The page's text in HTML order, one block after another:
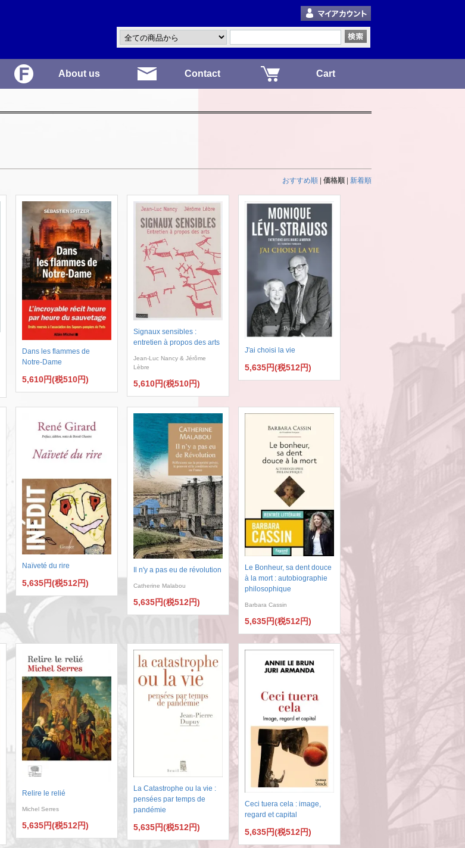
About us Contact Cart
おすすめ順 価格順 新着順
Dans les flammes de
Notre-Dame
5,610円(税510円)
Signaux sensibles :
entretien à propos des arts
Jean-Luc Nancy & Jérôme
Lèbre
5,610円(税510円)
J'ai choisi la vie
5,635円(税512円)
Naïveté du rire
5,635円(税512円)
Il n'y a pas eu de révolution
Catherine Malabou
5,635円(税512円)
Le Bonheur, sa dent douce
à la mort : autobiographie
philosophique
Barbara Cassin
5,635円(税512円)
Relire le relié
Michel Serres
5,635円(税512円)
La Catastrophe ou la vie :
pensées par temps de
pandémie
5,635円(税512円)
Ceci tuera cela : image,
regard et capital
5,635円(税512円)